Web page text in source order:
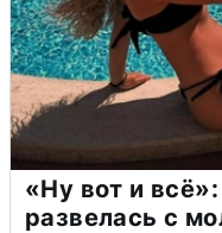
«Ну вот и
развелась с